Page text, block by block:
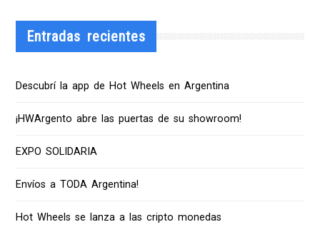
Entradas recientes
Descubrí la app de Hot Wheels en Argentina
¡HWArgento abre las puertas de su showroom!
EXPO SOLIDARIA
Envíos a TODA Argentina!
Hot Wheels se lanza a las cripto monedas